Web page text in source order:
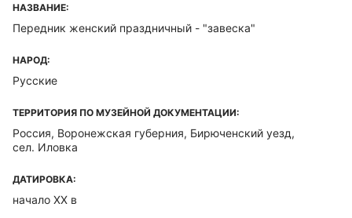
НАЗВАНИЕ:
Передник женский праздничный - "завеска"
НАРОД:
Русские
ТЕРРИТОРИЯ ПО МУЗЕЙНОЙ ДОКУМЕНТАЦИИ:
Россия, Воронежская губерния, Бирюченский уезд,
сел. Иловка
ДАТИРОВКА:
начало ХХ в